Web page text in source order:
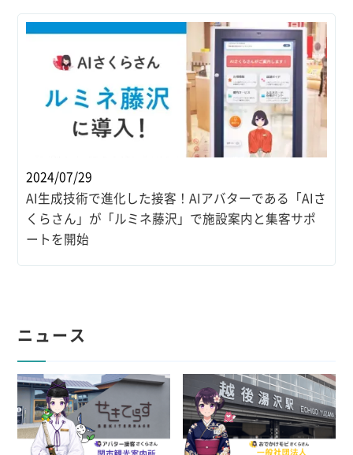
2024/07/29
AI生成技術で進化した接客！AIアバターである「AIさ
くらさん」が「ルミネ藤沢」で施設案内と集客サポ
ートを開始
ニュース